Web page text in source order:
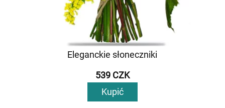
Eleganckie słoneczniki
539 CZK
Kupić